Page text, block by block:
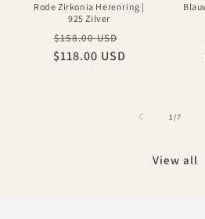
Rode Zirkonia Herenring |
925 Zilver
Regular
price
$158.00 USD
$118.00 USD
1 /of
7
View all